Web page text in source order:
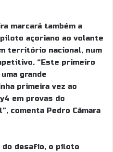
marcará também a
açoriano ao volante
território nacional, num
“Este primeiro
grande
primeira vez ao
em provas do
comenta Pedro Câmara
do desafio, o piloto